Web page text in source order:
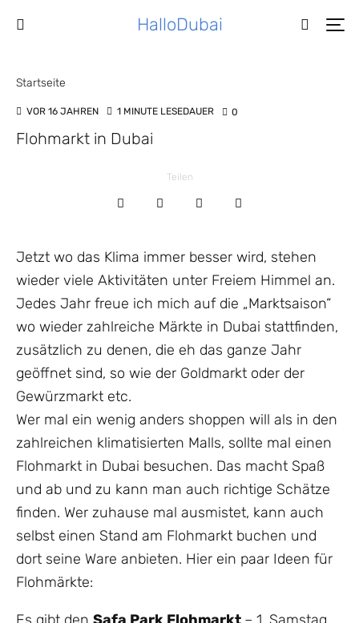
HalloDubai
Startseite
VOR 16 JAHREN 1 MINUTE LESEDAUER 0
Flohmarkt in Dubai
Teilen
Jetzt wo das Klima immer besser wird, stehen
wieder viele Aktivitäten unter Freiem Himmel an.
Jedes Jahr freue ich mich auf die „Marktsaison“
wo wieder zahlreiche Märkte in Dubai stattfinden,
zusätzlich zu denen, die eh das ganze Jahr
geöffnet sind, so wie der Goldmarkt oder der
Gewürzmarkt etc.
Wer mal ein wenig anders shoppen will als in den
zahlreichen klimatisierten Malls, sollte mal einen
Flohmarkt in Dubai besuchen. Das macht Spaß
und ab und zu kann man auch richtige Schätze
finden. Wer zuhause mal ausmistet, kann auch
selbst einen Stand am Flohmarkt buchen und
dort seine Ware anbieten. Hier ein paar Ideen für
Flohmärkte: